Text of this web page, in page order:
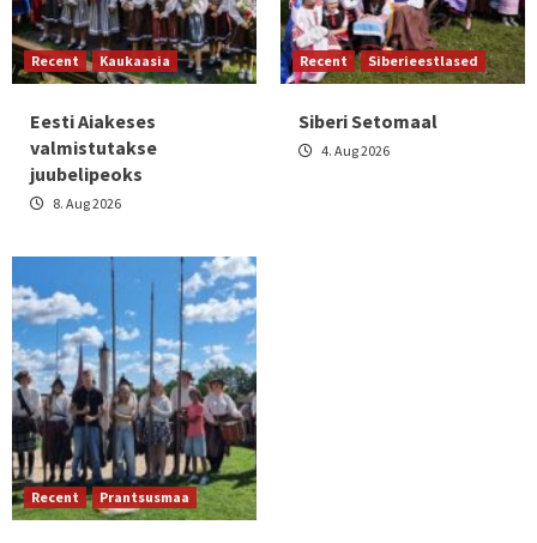
Recent Kaukaasia
Eesti Aiakeses
valmistutakse
juubelipeoks
8. Aug 2026
Recent Siberieestlased
Siberi Setomaal
4. Aug 2026
Recent Prantsusmaa